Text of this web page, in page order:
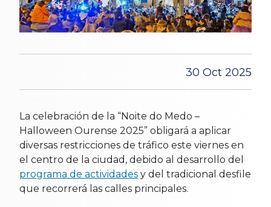
30 Oct 2025
La celebración de la “Noite do Medo –
Halloween Ourense 2025” obligará a aplicar
diversas restricciones de tráfico este viernes en
el centro de la ciudad, debido al desarrollo del
programa de actividades y del tradicional desfile
que recorrerá las calles principales.